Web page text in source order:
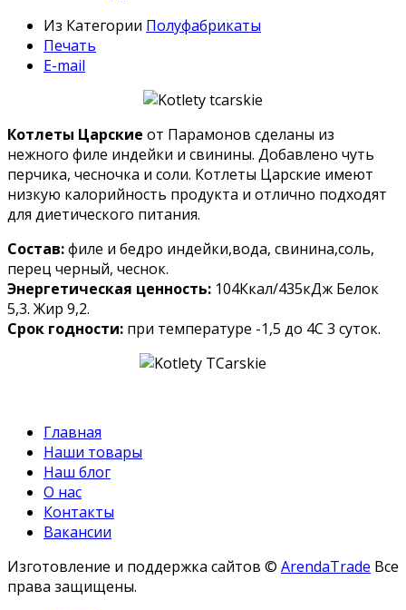
Из Категории Полуфабрикаты
Печать
E-mail
Котлеты Царские от Парамонов сделаны из
нежного филе индейки и свинины. Добавлено чуть
перчика, чесночка и соли. Котлеты Царские имеют
низкую калорийность продукта и отлично подходят
для диетического питания.
Состав:филе и бедро индейки,вода, свинина,соль,
перец черный, чеснок.
Энергетическая ценность: 104Ккал/435кДж Белок
5,3. Жир 9,2.
Срок годности: при температуре -1,5 до 4С 3 суток.
Главная
Наши товары
Наш блог
О нас
Контакты
Вакансии
Изготовление и поддержка сайтов © ArendaTrade Все
права защищены.